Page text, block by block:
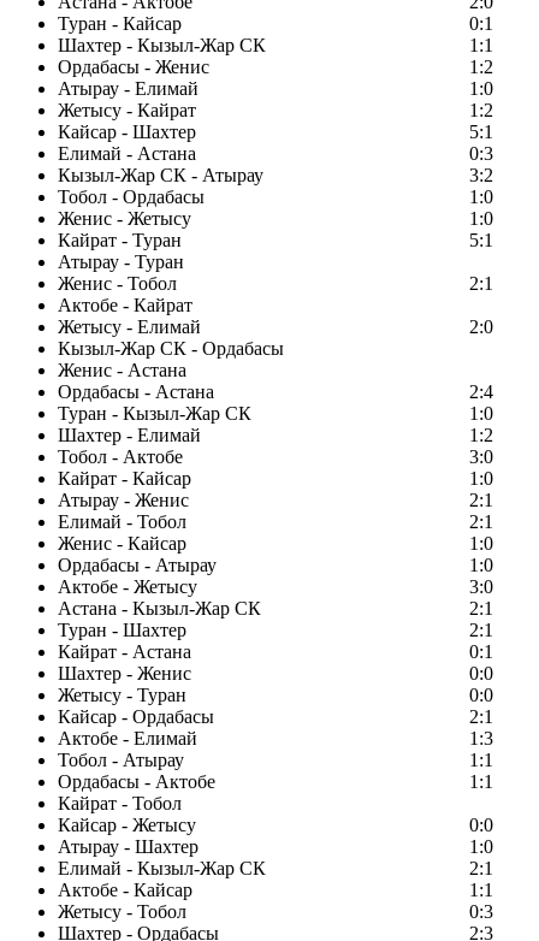
Туран - Кайсар
0:1
Шахтер - Кызыл-Жар СК
1:1
Ордабасы - Женис
1:2
Атырау - Елимай
1:0
Жетысу - Кайрат
1:2
Кайсар - Шахтер
5:1
Елимай - Астана
0:3
Кызыл-Жар СК - Атырау
3:2
Тобол - Ордабасы
1:0
Женис - Жетысу
1:0
Кайрат - Туран
5:1
Атырау - Туран
Женис - Тобол
2:1
Актобе - Кайрат
Жетысу - Елимай
2:0
Кызыл-Жар СК - Ордабасы
Женис - Астана
Ордабасы - Астана
2:4
Туран - Кызыл-Жар СК
1:0
Шахтер - Елимай
1:2
Тобол - Актобе
3:0
Кайрат - Кайсар
1:0
Атырау - Женис
2:1
Елимай - Тобол
2:1
Женис - Кайсар
1:0
Ордабасы - Атырау
1:0
Актобе - Жетысу
3:0
Астана - Кызыл-Жар СК
2:1
Туран - Шахтер
2:1
Кайрат - Астана
0:1
Шахтер - Женис
0:0
Жетысу - Туран
0:0
Кайсар - Ордабасы
2:1
Актобе - Елимай
1:3
Тобол - Атырау
1:1
Ордабасы - Актобе
1:1
Кайрат - Тобол
Кайсар - Жетысу
0:0
Атырау - Шахтер
1:0
Елимай - Кызыл-Жар СК
2:1
Актобе - Кайсар
1:1
Жетысу - Тобол
0:3
Шахтер - Ордабасы
2:3